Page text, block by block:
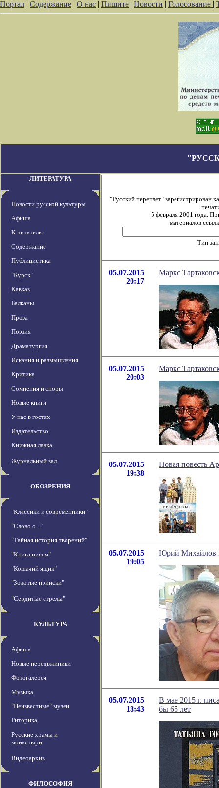
Портал | Содержание | О нас | Пишите | Новости | Голосование |
ЛИТЕРАТУРА
Новости русской культуры
Афиша
К читателю
Содержание
Публицистика
"Курск"
Кавказ
Балканы
Проза
Поэзия
Драматургия
Искания и размышления
Критика
Сомнения и споры
Новые книги
У нас в гостях
Издательство
Книжная лавка
Журнальный зал
ОБОЗРЕНИЯ
"Классики и современники"
"Слово о..."
"Тайная история творений"
"Книга писем"
"Кошачий ящик"
"Золотые прииски"
"Сердитые стрелы"
КУЛЬТУРА
Афиша
Новые передвжиники
Фотогалерея
Музыка
"Неизвестные" музеи
Риторика
Русские храмы и
монастыри
Видеоархив
ФИЛОСОФИЯ
"Русский переплет" зарегистрирован
5 февраля 2001 года.
материалов
Тип
05.07.2015
20:17
Маркс
05.07.2015
20:03
Маркс
05.07.2015
19:38
Новая повесть
05.07.2015
19:05
Юрий Михайлов
05.07.2015
18:43
В мае 2015 г.
бы 65 лет